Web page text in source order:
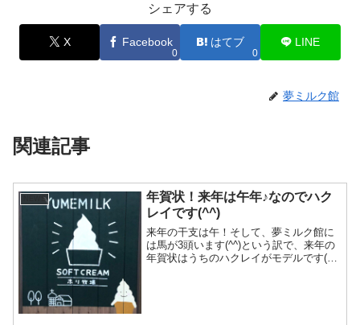
シェアする
X Facebook
0
はてブ
0
LINE
夢ミルク館
関連記事
NEWS
年賀状！来年は午年♪なのでハク
レイです(^^)
来年の干支は午！そして、夢ミルク館に
は馬が3頭います(^^)という訳で、来年の
年賀状はうちのハクレイがモデルです(^^)